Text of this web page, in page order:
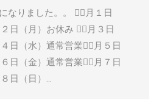
なりました。。 ５月１日
日（月）お休み ５月３日
日（水）通常営業５月５日
日（金）通常営業５月７日
８日（日）…